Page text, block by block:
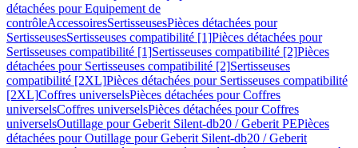
détachées pour Equipement de
contrôleAccessoiresSertisseusesPièces détachées pour
SertisseusesSertisseuses compatibilité [1]Pièces détachées pour
Sertisseuses compatibilité [1]Sertisseuses compatibilité [2]Pièces
détachées pour Sertisseuses compatibilité [2]Sertisseuses
compatibilité [2XL]Pièces détachées pour Sertisseuses compatibilité
[2XL]Coffres universelsPièces détachées pour Coffres
universelsCoffres universelsPièces détachées pour Coffres
universelsOutillage pour Geberit Silent-db20 / Geberit PEPièces
détachées pour Outillage pour Geberit Silent-db20 / Geberit